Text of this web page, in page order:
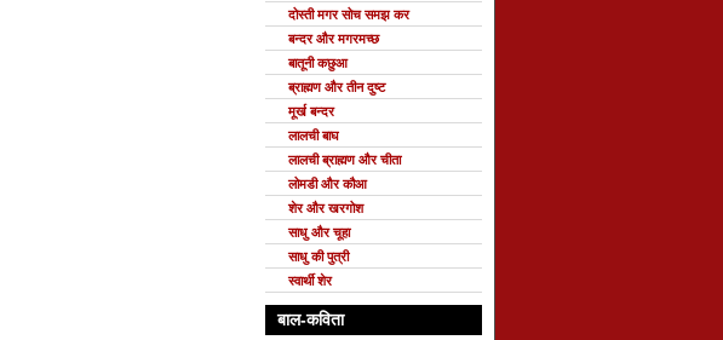
दोस्ती मगर सोच समझ कर
बन्दर और मगरमच्छ
बातूनी कछुआ
ब्राह्मण और तीन दुष्ट
मूर्ख बन्दर
लालची बाघ
लालची ब्राह्मण और चीता
लोमडी और कौआ
शेर और खरगोश
साधु और चूहा
साधु की पुत्री
स्वार्थी शेर
बाल-कविता